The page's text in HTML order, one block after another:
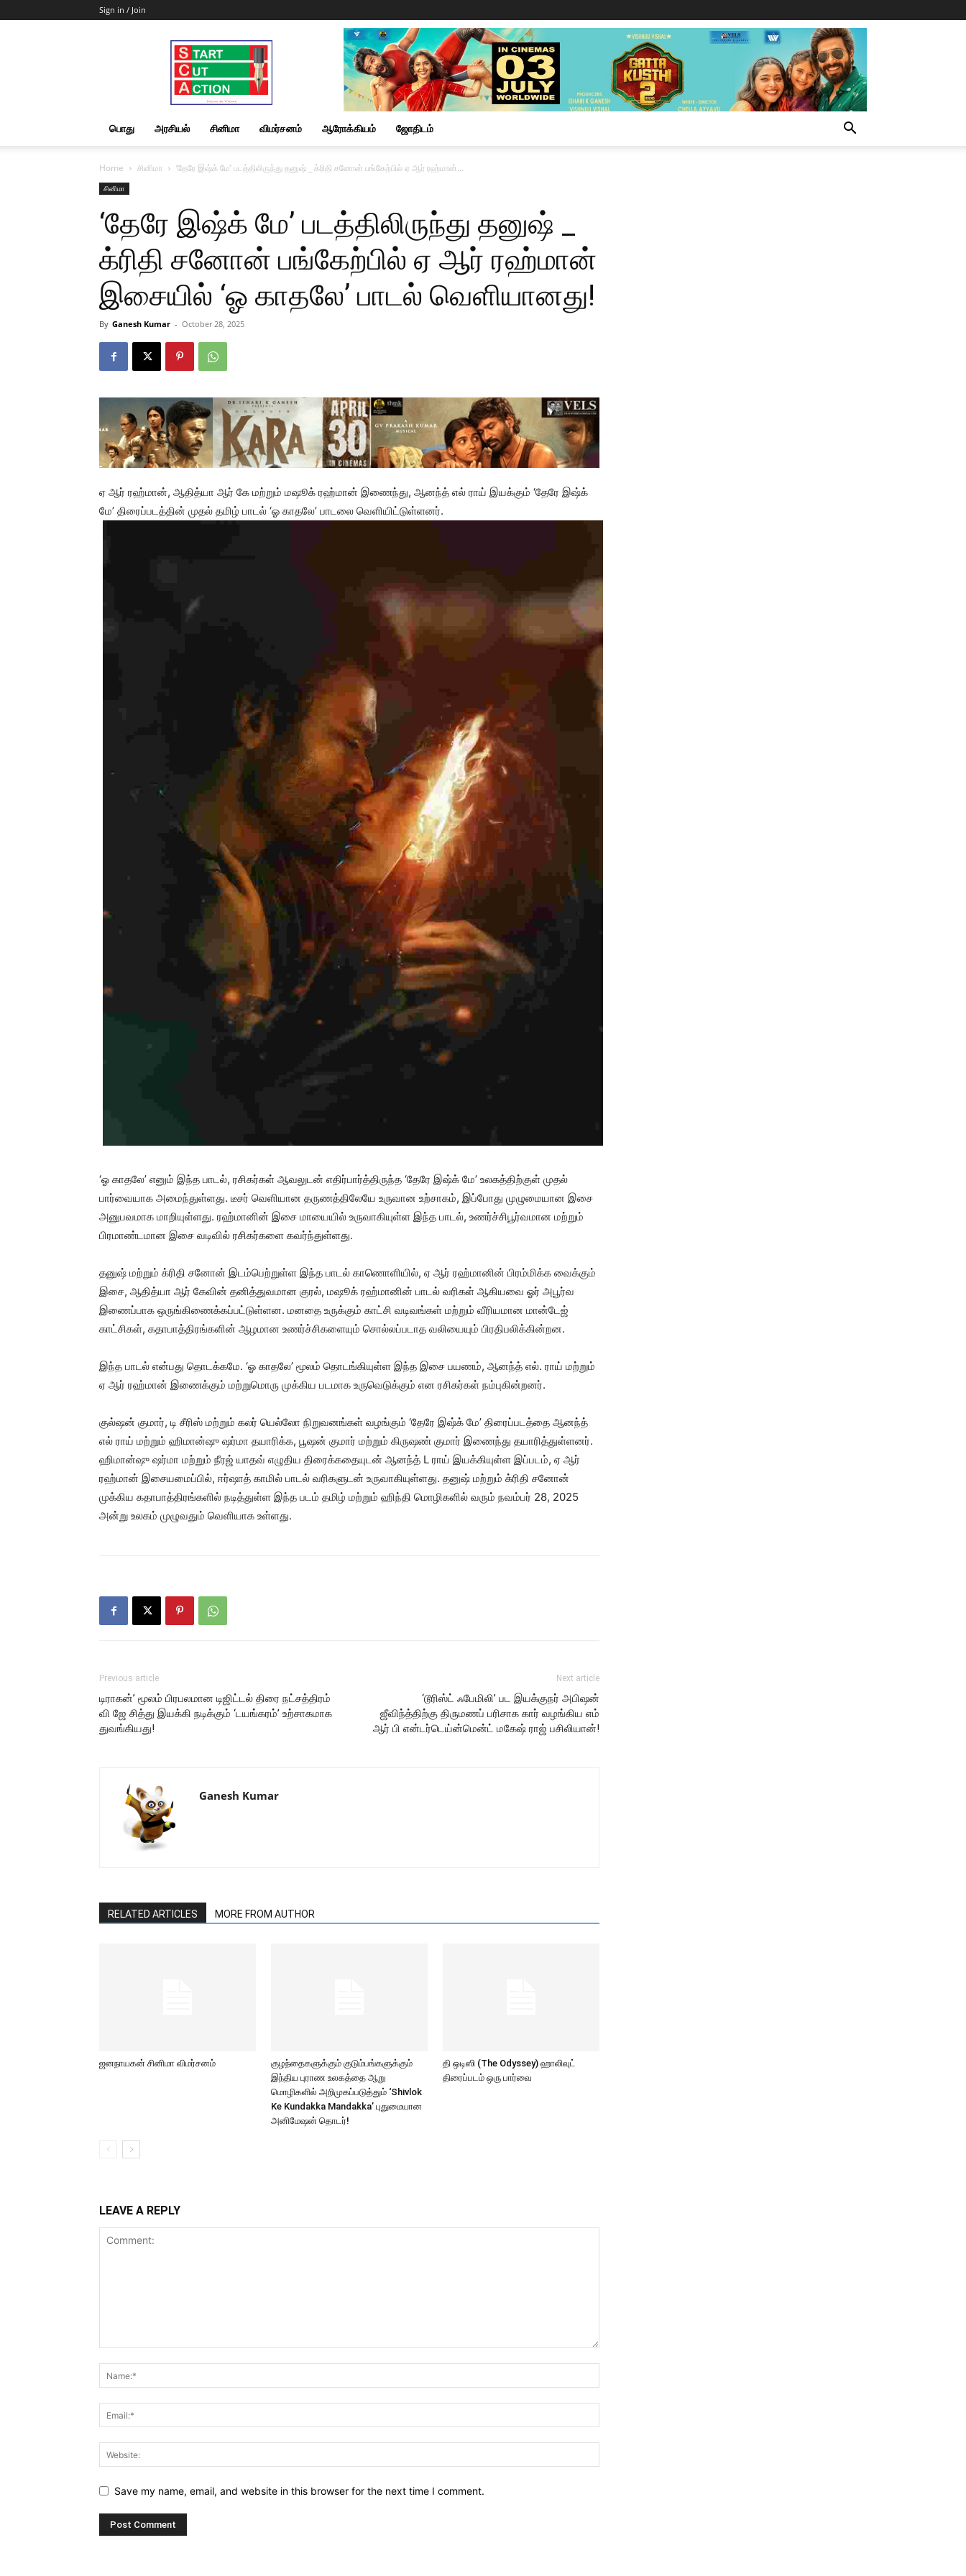
Sign in / Join
Start
Cut
Action
|
News
&
பொது அரசியல் சினிமா விமர்சனம் ஆரோக்கியம் ஜோதிடம்
Home சினிமா ‘தேரே இஷ்க் மே’ படத்திலிருந்து தனுஷ் _ க்ரிதி சனோன் பங்கேற்பில் ஏ ஆர் ரஹ்மான்...
சினிமா
‘தேரே இஷ்க் மே’ படத்திலிருந்து தனுஷ் _
க்ரிதி சனோன் பங்கேற்பில் ஏ ஆர் ரஹ்மான்
இசையில் ‘ஓ காதலே’ பாடல் வெளியானது!
By Ganesh Kumar - October 28, 2025
ஏ ஆர் ரஹ்மான், ஆதித்யா ஆர் கே மற்றும் மஷூக் ரஹ்மான் இணைந்து, ஆனந்த் எல் ராய் இயக்கும் ‘தேரே இஷ்க்
மே’ திரைப்படத்தின் முதல் தமிழ் பாடல் ‘ஓ காதலே’ பாடலை வெளியிட்டுள்ளனர்.
‘ஓ காதலே’ எனும் இந்த பாடல், ரசிகர்கள் ஆவலுடன் எதிர்பார்த்திருந்த ‘தேரே இஷ்க் மே’ உலகத்திற்குள் முதல்
பார்வையாக அமைந்துள்ளது. டீசர் வெளியான தருணத்திலேயே உருவான உற்சாகம், இப்போது முழுமையான இசை
அனுபவமாக மாறியுள்ளது. ரஹ்மானின் இசை மாயையில் உருவாகியுள்ள இந்த பாடல், உணர்ச்சிபூர்வமான மற்றும்
பிரமாண்டமான இசை வடிவில் ரசிகர்களை கவர்ந்துள்ளது.
தனுஷ் மற்றும் க்ரிதி சனோன் இடம்பெற்றுள்ள இந்த பாடல் காணொளியில், ஏ ஆர் ரஹ்மானின் பிரம்மிக்க வைக்கும்
இசை, ஆதித்யா ஆர் கேவின் தனித்துவமான குரல், மஷூக் ரஹ்மானின் பாடல் வரிகள் ஆகியவை ஓர் அபூர்வ
இணைப்பாக ஒருங்கிணைக்கப்பட்டுள்ளன. மனதை உருக்கும் காட்சி வடிவங்கள் மற்றும் வீரியமான மான்டேஜ்
காட்சிகள், கதாபாத்திரங்களின் ஆழமான உணர்ச்சிகளையும் சொல்லப்படாத வலியையும் பிரதிபலிக்கின்றன.
இந்த பாடல் என்பது தொடக்கமே. ‘ஓ காதலே’ மூலம் தொடங்கியுள்ள இந்த இசை பயணம், ஆனந்த் எல். ராய் மற்றும்
ஏ ஆர் ரஹ்மான் இணைக்கும் மற்றுமொரு முக்கிய படமாக உருவெடுக்கும் என ரசிகர்கள் நம்புகின்றனர்.
குல்ஷன் குமார், டி சீரிஸ் மற்றும் கலர் யெல்லோ நிறுவனங்கள் வழங்கும் ‘தேரே இஷ்க் மே’ திரைப்படத்தை ஆனந்த்
எல் ராய் மற்றும் ஹிமான்ஷு ஷர்மா தயாரிக்க, பூஷன் குமார் மற்றும் கிருஷண் குமார் இணைந்து தயாரித்துள்ளனர்.
ஹிமான்ஷு ஷர்மா மற்றும் நீரஜ் யாதவ் எழுதிய திரைக்கதையுடன் ஆனந்த் L ராய் இயக்கியுள்ள இப்படம், ஏ ஆர்
ரஹ்மான் இசையமைப்பில், ஈர்ஷாத் காமில் பாடல் வரிகளுடன் உருவாகியுள்ளது. தனுஷ் மற்றும் க்ரிதி சனோன்
முக்கிய கதாபாத்திரங்களில் நடித்துள்ள இந்த படம் தமிழ் மற்றும் ஹிந்தி மொழிகளில் வரும் நவம்பர் 28, 2025
அன்று உலகம் முழுவதும் வெளியாக உள்ளது.
Previous article
டிராகன்’ மூலம் பிரபலமான டிஜிட்டல் திரை நட்சத்திரம்
வி ஜே சித்து இயக்கி நடிக்கும் ‘டயங்கரம்’ உற்சாகமாக
துவங்கியது!
Next article
‘டூரிஸ்ட் ஃபேமிலி’ பட இயக்குநர் அபிஷன்
ஜீவிந்த்திற்கு திருமணப் பரிசாக கார் வழங்கிய எம்
ஆர் பி என்டர்டெய்ன்மென்ட் மகேஷ் ராஜ் பசிலியான்!
Ganesh Kumar
RELATED ARTICLES MORE FROM AUTHOR
ஜனநாயகன் சினிமா விமர்சனம்
குழந்தைகளுக்கும் குடும்பங்களுக்கும்
இந்திய புராண உலகத்தை ஆறு
மொழிகளில் அறிமுகப்படுத்தும் ‘Shivlok
Ke Kundakka Mandakka’ புதுமையான
அனிமேஷன் தொடர்!
தி ஒடிஸி (The Odyssey) ஹாலிவுட்
திரைப்படம் ஒரு பார்வை
LEAVE A REPLY
Save my name, email, and website in this browser for the next time I comment.